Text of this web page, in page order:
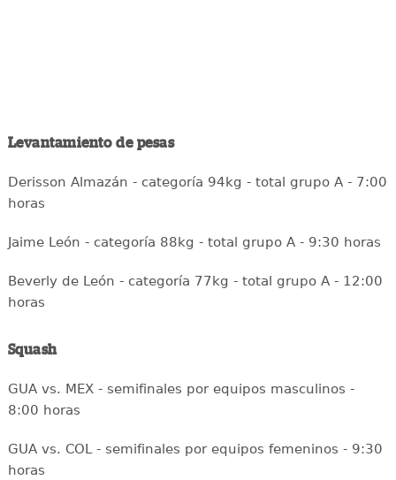
Levantamiento de pesas
Derisson Almazán - categoría 94kg - total grupo A - 7:00
horas
Jaime León - categoría 88kg - total grupo A - 9:30 horas
Beverly de León - categoría 77kg - total grupo A - 12:00
horas
Squash
GUA vs. MEX - semifinales por equipos masculinos -
8:00 horas
GUA vs. COL - semifinales por equipos femeninos - 9:30
horas